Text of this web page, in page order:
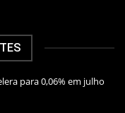
para 0,06% em julho